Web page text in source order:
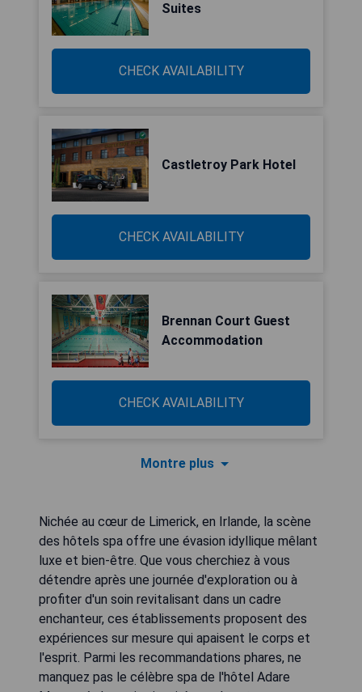
Suites
CHECK AVAILABILITY
Castletroy Park Hotel
CHECK AVAILABILITY
Brennan Court Guest
Accommodation
CHECK AVAILABILITY
Montre plus
Nichée au cœur de Limerick, en Irlande, la scène
des hôtels spa offre une évasion idyllique mêlant
luxe et bien-être. Que vous cherchiez à vous
détendre après une journée d'exploration ou à
profiter d'un soin revitalisant dans un cadre
enchanteur, ces établissements proposent des
expériences sur mesure qui apaisent le corps et
l'esprit. Parmi les recommandations phares, ne
manquez pas le célèbre spa de l'hôtel Adare